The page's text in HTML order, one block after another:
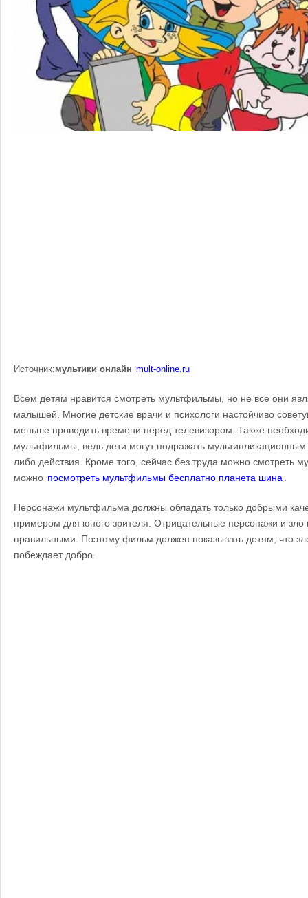
Источник:мультики онлайн mult-online.ru
Всем детям нравится смотреть мультфильмы, но не все они
малышей. Многие детские врачи и психологи настойчиво
меньше проводить времени перед телевизором. Также
мультфильмы, ведь дети могут подражать мультипликационным
либо действия. Кроме того, сейчас без труда можно смотреть
можно посмотреть мультфильмы бесплатно планета шина
Персонажи мультфильма должны обладать только добрыми
примером для юного зрителя. Отрицательные персонажи и зло
правильными. Поэтому фильм должен показывать детям, что
побеждает добро.